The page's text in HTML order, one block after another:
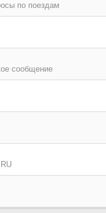
по поездам
сообщение